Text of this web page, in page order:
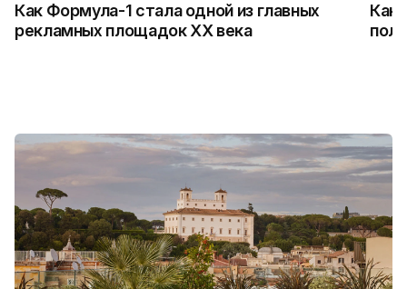
Как Формула-1 стала одной из главных
рекламных площадок XX века
Как